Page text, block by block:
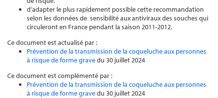
d’adapter le plus rapidement possible cette recommandation
selon les données de sensibilité aux antiviraux des souches qui
circuleront en France pendant la saison 2011-2012.
Ce document est actualisé par :
Prévention de la transmission de la coqueluche aux personnes
à risque de forme gravedu 30 juillet 2024
Ce document est complémenté par :
Prévention de la transmission de la coqueluche aux personnes
à risque de forme gravedu 30 juillet 2024